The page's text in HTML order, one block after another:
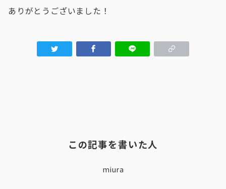
ありがとうございました！
この記事を書いた人
miura